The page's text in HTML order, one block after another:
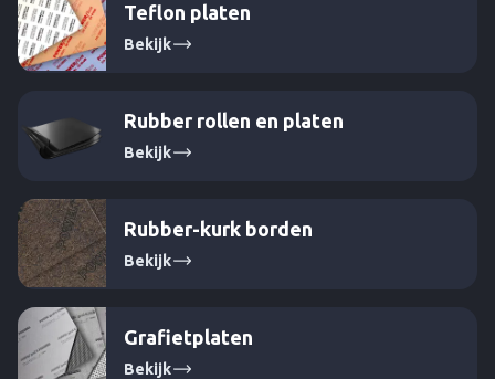
Teflon platen
Bekijk
Rubber rollen en platen
Bekijk
Rubber-kurk borden
Bekijk
Grafietplaten
Bekijk